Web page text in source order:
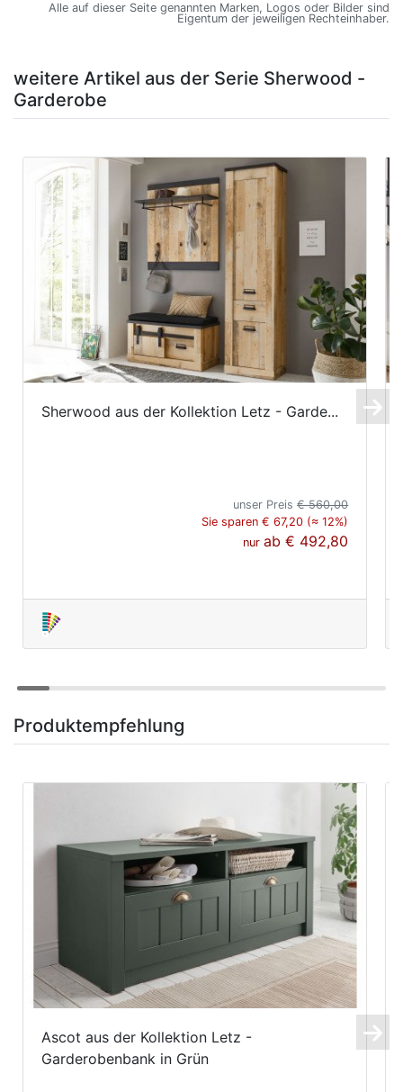
Alle auf dieser Seite genannten Marken, Logos oder Bilder sind
Eigentum der jeweiligen Rechteinhaber.
weitere Artikel aus der Serie Sherwood -
Garderobe
Sherwood aus der Kollektion Letz - Garde...
unser Preis€ 560,00
Sie sparen € 67,20 (≈ 12%)
nurab€ 492,80
Produktempfehlung
Ascot aus der Kollektion Letz -
Garderobenbank in Grün